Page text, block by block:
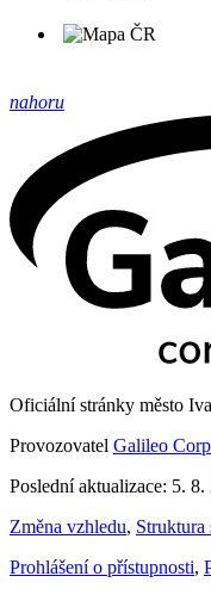
nahoru
Oficiální stránky město
Provozovatel Galileo
Poslední aktualizace: 5. 8.
Změna vzhledu, Struktura
Prohlášení o přístupnosti,